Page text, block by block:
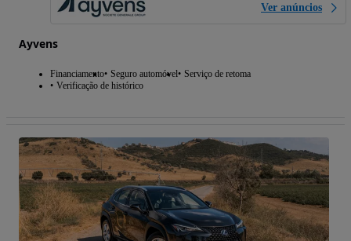
Ver anúncios
Ayvens
Financiamento Seguro automóvel Serviço de retoma
Verificação de histórico